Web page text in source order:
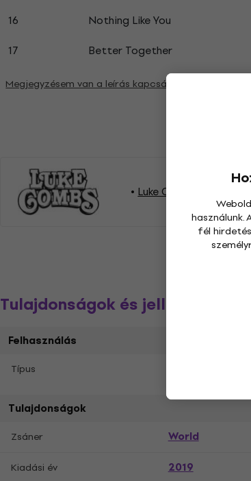
fél
16
Nothing Like You
17
Better Together
Megjegyzésem van a leírás kapcsán
Luke Combs Zenei CD-k
Tulajdonságok és
Felhasználás
Típus
Tulajdonságok
Zsáner World
Kiadási év 2019